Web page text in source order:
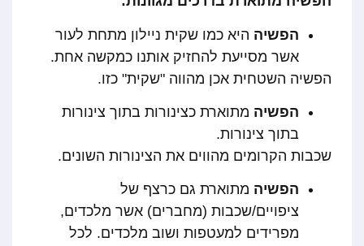
הפשיה היא כמו שקית ניילון מתחת לעור
אשר מסייעת להחזיק אותנו כמקשה אחת.
הפשיה השטחית אכן מהווה "שקית" כזו.
הפשיה מתוארת כצינורות בתוך צינורות
בתוך צינורות.
שכבות הקרומים מהווים את הצינורות השונים.
הפשיה מתוארת גם כרצף של
ציפויים/שכבות (מחברים) אשר מלכדים,
מפרידים למעטפות ושוב מלכדים. לכל